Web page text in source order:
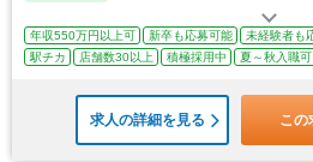
年収550万円以上可 新卒も応募可能 未経験者も
駅チカ
店舗数30以上 積極採用中 夏～秋入職可
求人の詳細を見る この